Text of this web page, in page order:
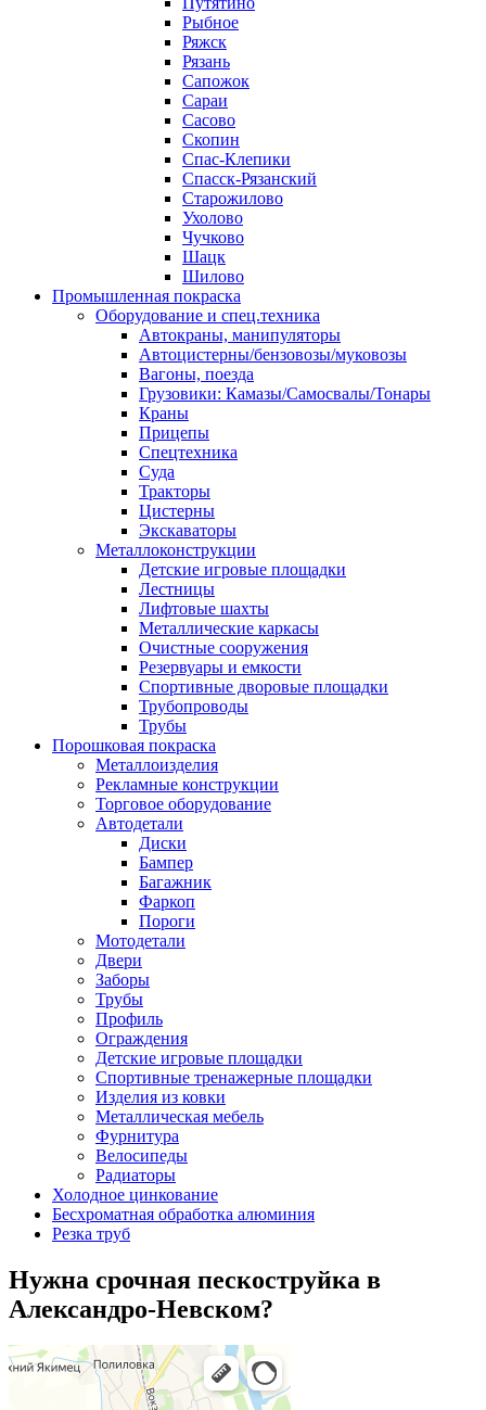
Рыбное
Ряжск
Рязань
Сапожок
Сараи
Сасово
Скопин
Спас-Клепики
Спасск-Рязанский
Старожилово
Ухолово
Чучково
Шацк
Шилово
Промышленная покраска
Оборудование и спец.техника
Автокраны, манипуляторы
Автоцистерны/бензовозы/муковозы
Вагоны, поезда
Грузовики: Камазы/Самосвалы/Тонары
Краны
Прицепы
Спецтехника
Суда
Тракторы
Цистерны
Экскаваторы
Металлоконструкции
Детские игровые площадки
Лестницы
Лифтовые шахты
Металлические каркасы
Очистные сооружения
Резервуары и емкости
Спортивные дворовые площадки
Трубопроводы
Трубы
Порошковая покраска
Металлоизделия
Рекламные конструкции
Торговое оборудование
Автодетали
Диски
Бампер
Багажник
Фаркоп
Пороги
Мотодетали
Двери
Заборы
Трубы
Профиль
Ограждения
Детские игровые площадки
Спортивные тренажерные площадки
Изделия из ковки
Металлическая мебель
Фурнитура
Велосипеды
Радиаторы
Холодное цинкование
Бесхроматная обработка алюминия
Резка труб
Нужна срочная пескоструйка в
Александро-Невском?